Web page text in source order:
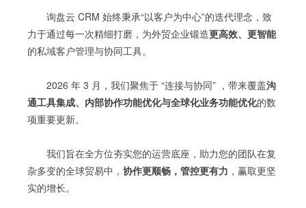
询盘云 CRM 始终秉承“以客户为中心”的迭代理念，致
力于通过每一次精细打磨，为外贸企业锻造更高效、更智能
的私域客户管理与协同工具。
2026 年 3 月，我们聚焦于 “连接与协同” ，带来覆盖沟
通工具集成、内部协作功能优化与全球化业务功能优化的数
项重要更新。
我们旨在全方位夯实您的运营底座，助力您的团队在复
杂多变的全球贸易中， 协作更顺畅，管控更有力 ，赢取更坚
实的增长。